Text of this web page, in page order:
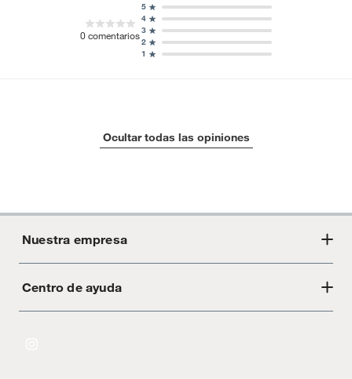
0comentarios
1
2
3
4
5
Ocultar todas las opiniones
Nuestra empresa
Acerca de Crate
Centro de ayuda